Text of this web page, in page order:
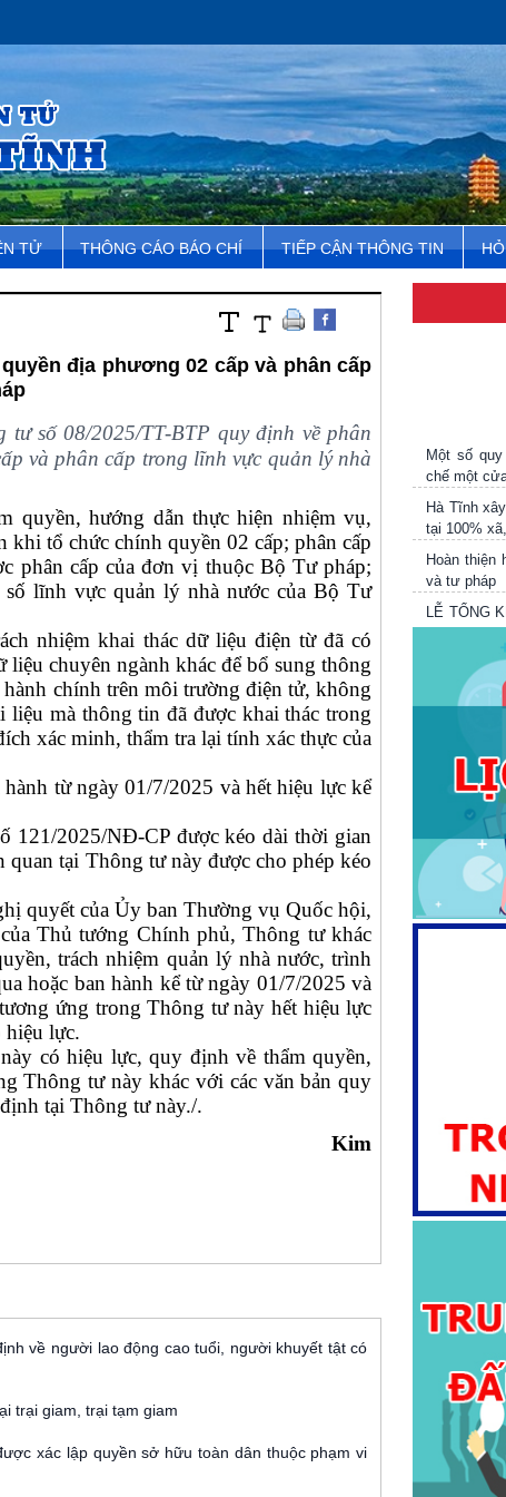
TỬ THÔNG CÁO BÁO CHÍ TIẾP CẬN THÔNG TIN
địa phương 02 cấp và phân cấp
số 08/2025/TT-BTP quy định về phân
và phân cấp trong lĩnh vực quản lý nhà
quyền, hướng dẫn thực hiện nhiệm vụ,
tổ chức chính quyền 02 cấp; phân cấp
phân cấp của đơn vị thuộc Bộ Tư pháp;
lĩnh vực quản lý nhà nước của Bộ Tư
nhiệm khai thác dữ liệu điện từ đã có
liệu chuyên ngành khác để bổ sung thông
chính trên môi trường điện tử, không
mà thông tin đã được khai thác trong
xác minh, thẩm tra lại tính xác thực của
từ ngày 01/7/2025 và hết hiệu lực kể
121/2025/NĐ-CP được kéo dài thời gian
tại Thông tư này được cho phép kéo
quyết của Ủy ban Thường vụ Quốc hội,
Thủ tướng Chính phủ, Thông tư khác
trách nhiệm quản lý nhà nước, trình
hoặc ban hành kể từ ngày 01/7/2025 và
ứng trong Thông tư này hết hiệu lực
hiệu lực.
có hiệu lực, quy định về thẩm quyền,
Thông tư này khác với các văn bản quy
tại Thông tư này./.
về người lao động cao tuổi, người khuyết tật có
trại giam, trại tạm giam
xác lập quyền sở hữu toàn dân thuộc phạm vi
chế một
Hà Tĩnh
tại 100%
Hoàn thiện
và tư pháp
LỄ TỔNG
VÀ
TRONG
Trung
công